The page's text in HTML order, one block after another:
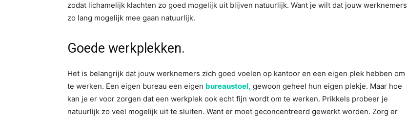
zodat lichamelijk klachten zo goed mogelijk uit blijven natuurlijk. Want je wilt dat jouw werknemers
zo lang mogelijk mee gaan natuurlijk.
Goede werkplekken.
Het is belangrijk dat jouw werknemers zich goed voelen op kantoor en een eigen plek hebben om
te werken. Een eigen bureau een eigen bureaustoel, gewoon geheel hun eigen plekje. Maar hoe
kan je er voor zorgen dat een werkplek ook echt fijn wordt om te werken. Prikkels probeer je
natuurlijk zo veel mogelijk uit te sluiten. Want er moet geconcentreerd gewerkt worden. Zorg er